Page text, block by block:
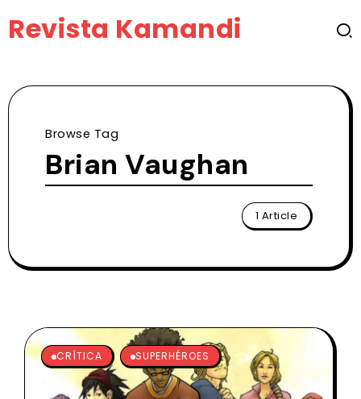
Revista Kamandi
Browse Tag
Brian Vaughan
1 Article
CRÍTICA SUPERHÉROES